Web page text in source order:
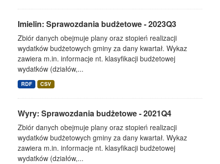
Imielin: Sprawozdania budżetowe - 2023Q3
Zbiór danych obejmuje plany oraz stopień realizacji
wydatków budżetowych gminy za dany kwartał. Wykaz
zawiera m.in. informacje nt. klasyfikacji budżetowej
wydatków (działów,...
RDF CSV
Wyry: Sprawozdania budżetowe - 2021Q4
Zbiór danych obejmuje plany oraz stopień realizacji
wydatków budżetowych gminy za dany kwartał. Wykaz
zawiera m.in. informacje nt. klasyfikacji budżetowej
wydatków (działów,...